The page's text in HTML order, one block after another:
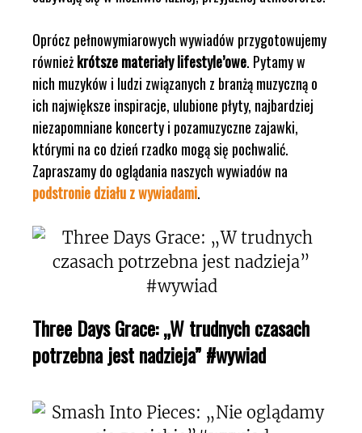
Oprócz pełnowymiarowych wywiadów przygotowujemy
równieżkrótsze materiały lifestyle’owe. Pytamy w
nich muzyków i ludzi związanych z branżą muzyczną o
ich największe inspiracje, ulubione płyty, najbardziej
niezapomniane koncerty i pozamuzyczne zajawki,
którymi na co dzień rzadko mogą się pochwalić.
Zapraszamy do oglądania naszych wywiadów na
podstronie działu z wywiadami.
Three Days Grace: „W trudnych czasach
potrzebna jest nadzieja” #wywiad